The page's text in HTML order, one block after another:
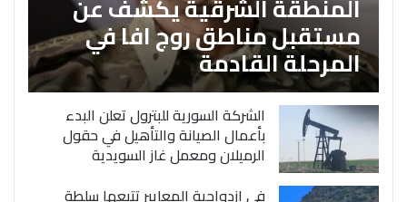
مستقبل مناطق روج افا في
المرحلة القادمة
الشركة السورية للبترول تعلن البدء
بأعمال الصيانة والتأهيل في حقول
الرميلان ومعمل غاز السويدية
في ازدواجية المعايير تتبعها سلطة